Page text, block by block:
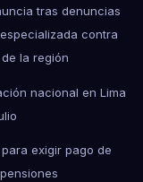
tras denuncias
contra
la región
nacional en Lima
exigir pago de